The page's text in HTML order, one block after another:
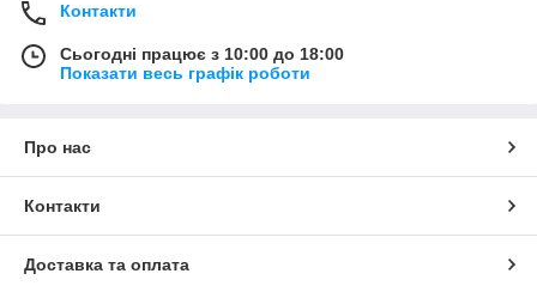
Контакти
Сьогодні працює з 10:00 до 18:00
Показати весь графік роботи
Про нас
Контакти
Доставка та оплата